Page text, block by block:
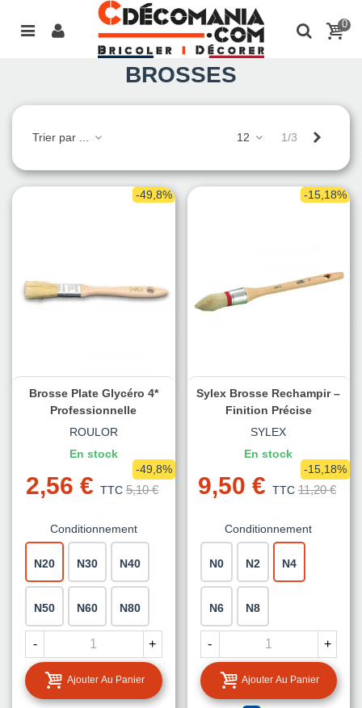
0
BROSSES
Trier par ... 12 1/3
-49,8%
Brosse Plate Glycéro 4*
Professionnelle
ROULOR
En stock
2,56 € TTC 5,10 €
-49,8%
Conditionnement
N20 N30 N40
N50 N60 N80
- +
Ajouter Au Panier
-15,18%
Sylex Brosse Rechampir –
Finition Précise
SYLEX
En stock
9,50 € TTC 11,20 €
-15,18%
Conditionnement
N0 N2 N4
N6 N8
- +
Ajouter Au Panier